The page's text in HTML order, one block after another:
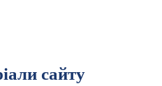
сайту